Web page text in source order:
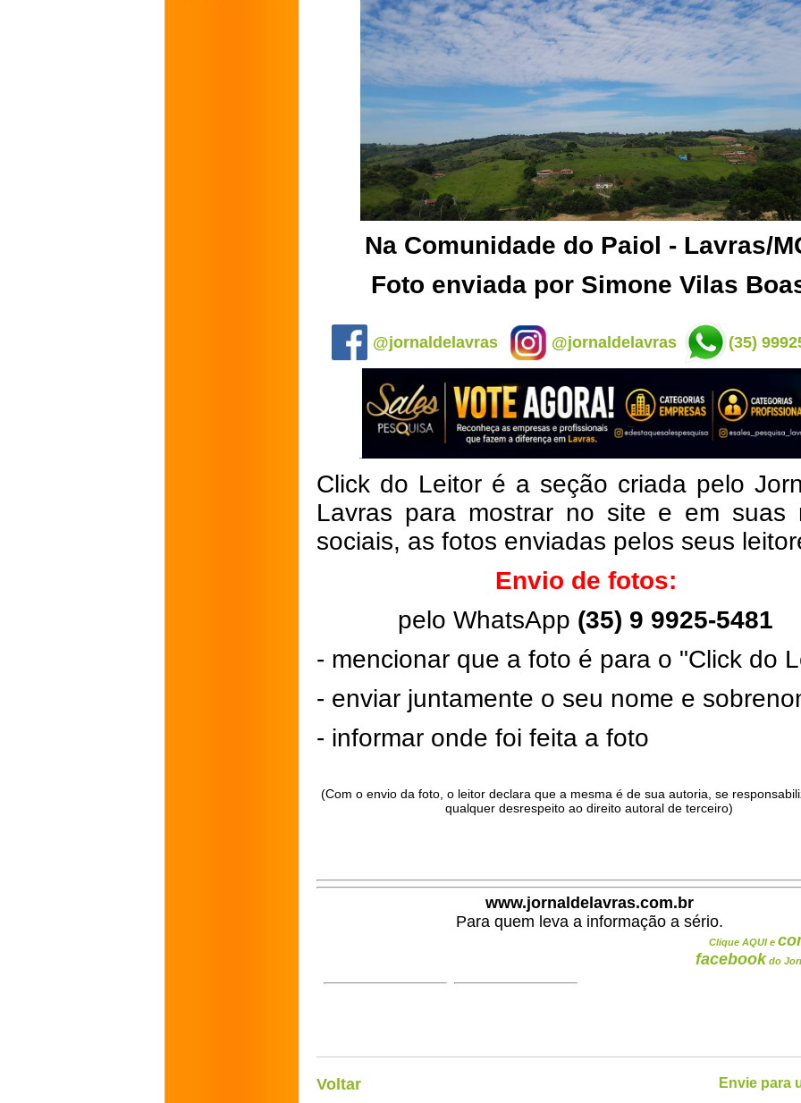
Na Comunidade do Paiol - Lavras/
Foto enviada por Simone Vilas
@jornaldelavras @jornaldelavras (35)
Click do Leitor é a seção criada pelo
Lavras para mostrar no site e em suas
sociais, as fotos enviadas pelos seus
Envio de fotos:
pelo WhatsApp (35) 9 9925-5481
- mencionar que a foto é para o "Click do
- enviar juntamente o seu nome e
- informar onde foi feita a foto
(Com o envio da foto, o leitor declara que a mesma é de sua autoria, se
qualquer desrespeito ao direito autoral de terceiro)
www.jornaldelavras.com.br
Para quem leva a informação a sério.
Clique AQUI e
facebook do
Voltar Envie para